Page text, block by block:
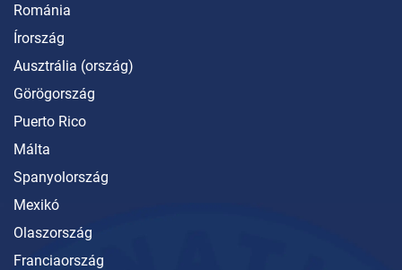
Románia
Írország
Ausztrália (ország)
Görögország
Puerto Rico
Málta
Spanyolország
Mexikó
Olaszország
Franciaország